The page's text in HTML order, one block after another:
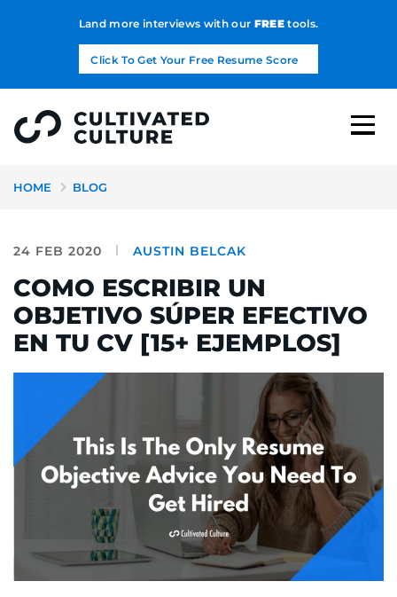
Land more interviews with our FREEtools.
Click To Get Your Free Resume Score
HOME BLOG
24 FEB 2020 AUSTIN BELCAK
COMO ESCRIBIR UN
OBJETIVO SÚPER EFECTIVO
EN TU CV [15+ EJEMPLOS]